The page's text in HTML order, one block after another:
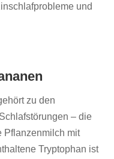
und
zu den
– die
Pflanzenmilch mit
Tryptophan ist